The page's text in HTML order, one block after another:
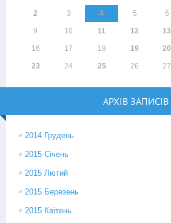
2 3 4 5 6
9 10 11 12 13
16 17 18 19 20
23 24 25 26 27
АРХІВ ЗАПИСІВ
2014 Грудень
2015 Січень
2015 Лютий
2015 Березень
2015 Квітень